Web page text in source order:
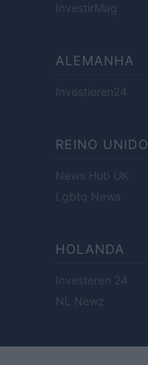
InvestirMag
ALEMANHA
Investieren24
REINO UNIDO
News Hub UK
Lgbtq News
HOLANDA
Investeren 24
NL Newz